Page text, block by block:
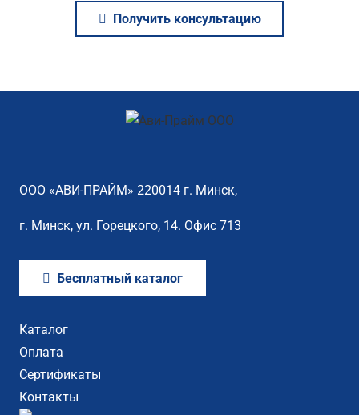
Получить консультацию
ООО «АВИ-ПРАЙМ» 220014 г. Минск,
г. Минск, ул. Горецкого, 14. Офис 713
Бесплатный каталог
Каталог
Оплата
Сертификаты
Контакты